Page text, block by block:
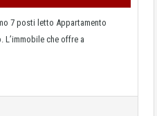
7 posti letto Appartamento
che offre a